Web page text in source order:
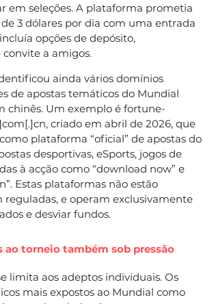
em seleções. A plataforma prometia
3 dólares por dia com uma entrada
opções de depósito,
a amigos.
ainda vários domínios
de apostas temáticos do Mundial
chinês. Um exemplo é fortune-
criado em abril de 2026, que
plataforma “oficial” de apostas do
desportivas, eSports, jogos de
à acção como “download now” e
Estas plataformas não estão
reguladas, e operam exclusivamente
e desviar fundos.
ao torneio também sob pressão
limita aos adeptos individuais. Os
mais expostos ao Mundial como